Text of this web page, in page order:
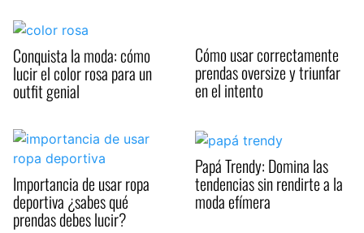
Conquista la moda: cómo
lucir el color rosa para un
outfit genial
Cómo usar correctamente
prendas oversize y triunfar
en el intento
Importancia de usar ropa
deportiva ¿sabes qué
prendas debes lucir?
Papá Trendy: Domina las
tendencias sin rendirte a la
moda efímera